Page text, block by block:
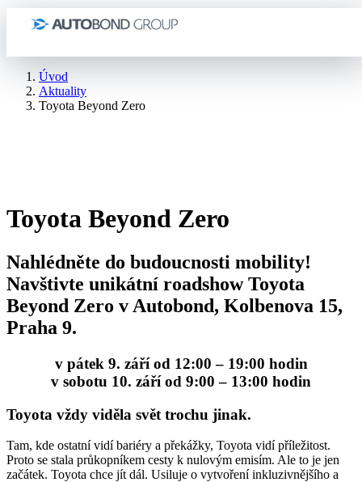
Úvod
Aktuality
Toyota Beyond Zero
Toyota Beyond Zero
Nahlédněte do budoucnosti mobility!
Navštivte unikátní roadshow Toyota
Beyond Zero v Autobond, Kolbenova 15,
Praha 9.
v pátek 9. září od 12:00 – 19:00 hodin
v sobotu 10. září od 9:00 – 13:00 hodin
Toyota vždy viděla svět trochu jinak.
Tam, kde ostatní vidí bariéry a překážky, Toyota vidí příležitost.
Proto se stala průkopníkem cesty k nulovým emisím. Ale to je jen
začátek. Toyota chce jít dál. Usiluje o vytvoření inkluzivnějšího a